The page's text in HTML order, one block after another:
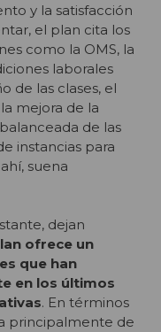
y la satisfacción
el plan cita los
como la OMS, la
laborales
de las clases, el
mejora de la
de las
instancias para
suena
dejan
ofrece un
que han
en los últimos
. En términos
principalmente de